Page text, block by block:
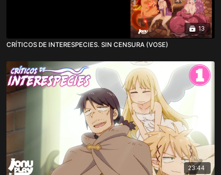
13
CRÍTICOS DE INTERESPECIES. SIN CENSURA (VOSE)
23:44